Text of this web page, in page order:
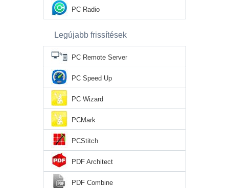
PC Radio
Legújabb frissítések
PC Remote Server
PC Speed Up
PC Wizard
PCMark
PCStitch
PDF Architect
PDF Combine